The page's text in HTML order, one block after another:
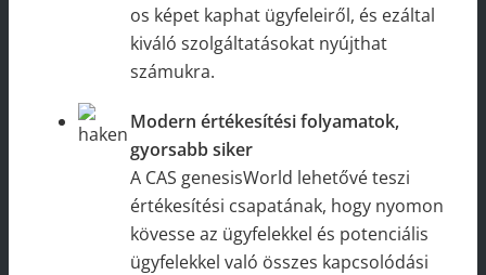
os képet kaphat ügyfeleiről, és ezáltal
kiváló szolgáltatásokat nyújthat
számukra.
Modern értékesítési folyamatok,
gyorsabb siker
A CAS genesisWorld lehetővé teszi
értékesítési csapatának, hogy nyomon
kövesse az ügyfelekkel és potenciális
ügyfelekkel való összes kapcsolódási